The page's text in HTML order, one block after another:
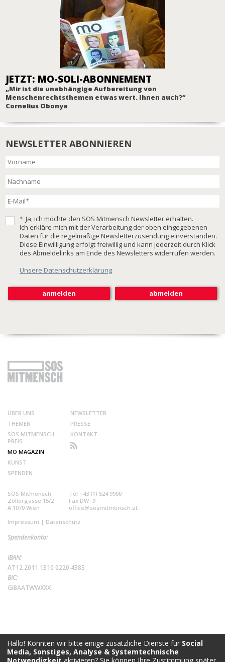
JETZT: MO-SOLI-ABONNEMENT
„Mir ist die unabhängige Aufbereitung von
Menschenrechtsthemen etwas wert. Ihnen auch?“
Cornelius Obonya
NEWSLETTER ABONNIEREN
* Ja, ich möchte den SOS Mitmensch Newsletter erhalten.
Ich erkläre mich mit der Verarbeitung der oben eingegebenen
Daten für die regelmäßige Newsletterzusendung einverstanden.
Diese Einwilligung erfolgt freiwillig und kann jederzeit durch Klick
des Abmeldelinks am Ende des Newsletters widerrufen werden.
Unsere Datenschutzerklärung
ÜBER UNS
THEMEN
SOS MITMENSCH
PREIS
MO MAGAZIN
KUNST
SPENDEN
NEWSLETTER
PRESSE
KONTAKT
SOS Mitmensch
Zollergasse 15/2
A 1070 Wien
Tel +43 (1) 524 9900
Fax DW -9
office@sosmitmensch.at
Impressum | Datenschutz
Spendenkonto:
IBAN:
AT12 2011 1310 0220 4383
BIC:
GIBAATWWXXX
Hallo! Könnten wir bitte einige zusätzliche Dienste für Social
Media, Sonstiges, Analyse & Systemtechnische